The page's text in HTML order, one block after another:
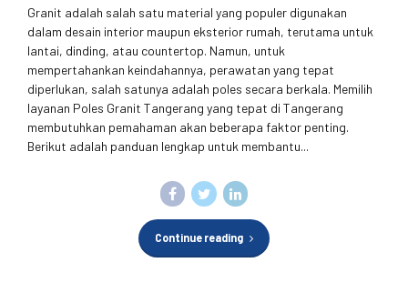
Granit adalah salah satu material yang populer digunakan
dalam desain interior maupun eksterior rumah, terutama untuk
lantai, dinding, atau countertop. Namun, untuk
mempertahankan keindahannya, perawatan yang tepat
diperlukan, salah satunya adalah poles secara berkala. Memilih
layanan Poles Granit Tangerang yang tepat di Tangerang
membutuhkan pemahaman akan beberapa faktor penting.
Berikut adalah panduan lengkap untuk membantu...
Continue reading